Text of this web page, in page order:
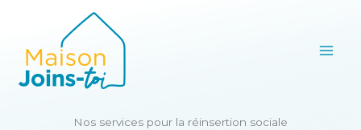
Nos services pour la réinsertion sociale